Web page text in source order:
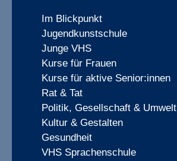
Im Blickpunkt
Jugendkunstschule
Junge VHS
Kurse für Frauen
Kurse für aktive Senior:innen
Rat & Tat
Politik, Gesellschaft & Umwelt
Kultur & Gestalten
Gesundheit
VHS Sprachenschule